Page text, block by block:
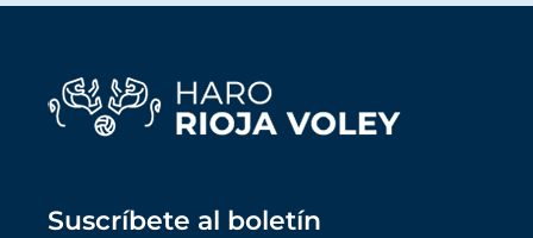
Suscríbete al boletín